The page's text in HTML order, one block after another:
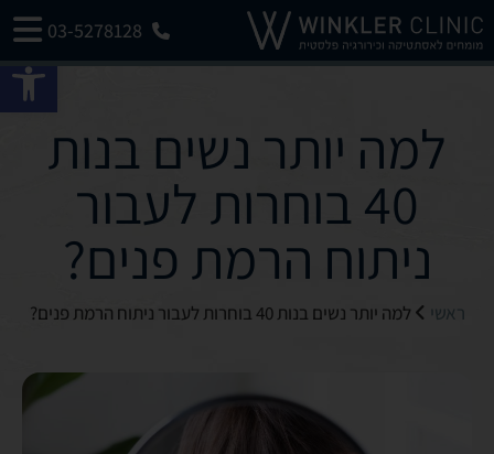
03-5278128
למה יותר נשים בנות
40 בוחרות לעבור
ניתוח הרמת פנים?
ראשי למה יותר נשים בנות 40 בוחרות לעבור ניתוח הרמת פנים?